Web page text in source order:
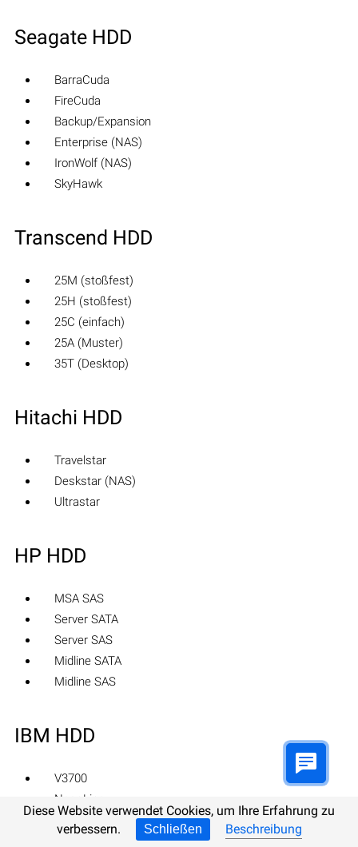
Seagate HDD
BarraCuda
FireCuda
Backup/Expansion
Enterprise (NAS)
IronWolf (NAS)
SkyHawk
Transcend HDD
25M (stoßfest)
25H (stoßfest)
25C (einfach)
25A (Muster)
35T (Desktop)
Hitachi HDD
Travelstar
Deskstar (NAS)
Ultrastar
HP HDD
MSA SAS
Server SATA
Server SAS
Midline SATA
Midline SAS
IBM HDD
V3700
Near Line
Express 2.5
Diese Website verwendet Cookies, um Ihre Erfahrung zu
verbessern.
Schließen Beschreibung